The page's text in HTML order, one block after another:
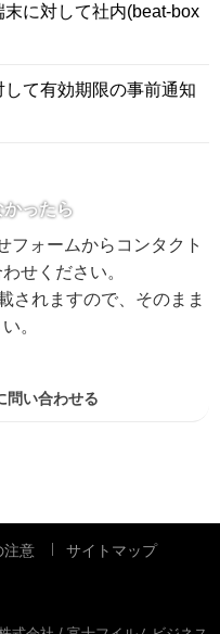
末に対して社内(beat-box
して有効期限の事前通知
かったら
フォームからコンタクト
せください。
されますので、そのまま
。
問い合わせる
注意 サイトマップ